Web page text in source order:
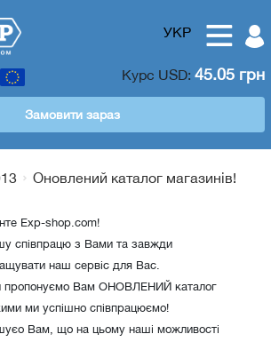
УКР
Курс USD: 45.05 грн
Замовити зараз
Оновлений каталог магазинів!
Exp-shop.com!
співпрацю з Вами та завжди
наш сервіс для Вас.
пропонуємо Вам ОНОВЛЕНИЙ каталог
ми успішно співпрацюємо!
Вам, що на цьому наші можливості